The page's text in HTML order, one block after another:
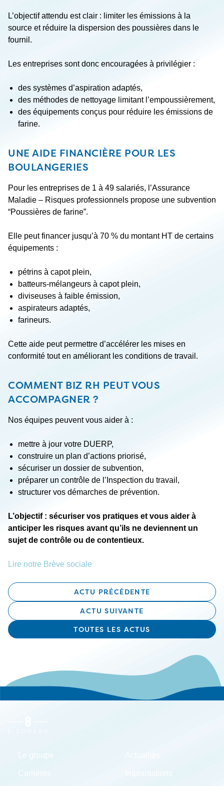
L’objectif attendu est clair : limiter les émissions à la
source et réduire la dispersion des poussières dans le
fournil.
Les entreprises sont donc encouragées à privilégier :
des systèmes d’aspiration adaptés,
des méthodes de nettoyage limitant l’empoussièrement,
des équipements conçus pour réduire les émissions de
farine.
UNE AIDE FINANCIÈRE POUR LES
BOULANGERIES
Pour les entreprises de 1 à 49 salariés, l’Assurance
Maladie – Risques professionnels propose une subvention
“Poussières de farine”.
Elle peut financer jusqu’à 70 % du montant HT de certains
équipements :
pétrins à capot plein,
batteurs-mélangeurs à capot plein,
diviseuses à faible émission,
aspirateurs adaptés,
farineurs.
Cette aide peut permettre d’accélérer les mises en
conformité tout en améliorant les conditions de travail.
COMMENT BIZ RH PEUT VOUS
ACCOMPAGNER ?
Nos équipes peuvent vous aider à :
mettre à jour votre DUERP,
construire un plan d’actions priorisé,
sécuriser un dossier de subvention,
préparer un contrôle de l’Inspection du travail,
structurer vos démarches de prévention.
L’objectif : sécuriser vos pratiques et vous aider à
anticiper les risques avant qu’ils ne deviennent un
sujet de contrôle ou de contentieux.
Lire notre Brève sociale
ACTU PRÉCÉDENTE
ACTU SUIVANTE
TOUTES LES ACTUS
Le groupe
Carrières Implantations